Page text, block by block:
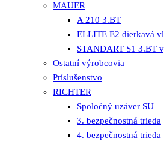
MAUER
A 210 3.BT
ELLITE E2 dierkavá
STANDART S1 3.BT
Ostatní výrobcovia
Príslušenstvo
RICHTER
Spoločný uzáver SU
3. bezpečnostná trieda
4. bezpečnostná trieda